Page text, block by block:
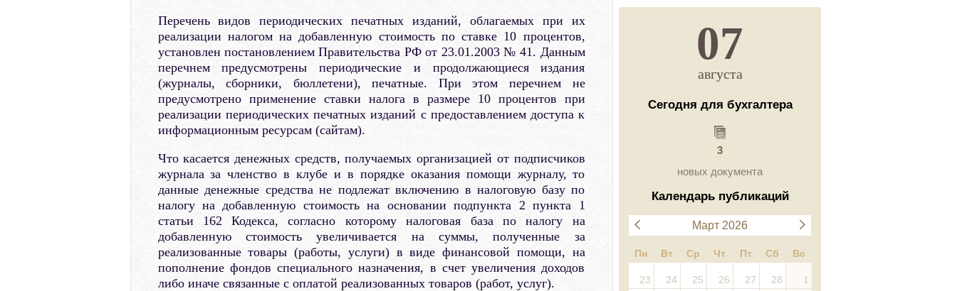
Перечень видов периодических печатных изданий, облагаемых при их
реализации налогом на добавленную стоимость по ставке 10 процентов,
установлен постановлением Правительства РФ от 23.01.2003 № 41. Данным
перечнем предусмотрены периодические и продолжающиеся издания
(журналы, сборники, бюллетени), печатные. При этом перечнем не
предусмотрено применение ставки налога в размере 10 процентов при
реализации периодических печатных изданий с предоставлением доступа к
информационным ресурсам (сайтам).
Что касается денежных средств, получаемых организацией от подписчиков
журнала за членство в клубе и в порядке оказания помощи журналу, то
данные денежные средства не подлежат включению в налоговую базу по
налогу на добавленную стоимость на основании подпункта 2 пункта 1
статьи 162 Кодекса, согласно которому налоговая база по налогу на
добавленную стоимость увеличивается на суммы, полученные за
реализованные товары (работы, услуги) в виде финансовой помощи, на
пополнение фондов специального назначения, в счет увеличения доходов
либо иначе связанные с оплатой реализованных товаров (работ, услуг).
07
августа
Сегодня для бухгалтера
3
новых документа
Календарь публикаций
Март 2026
Пн Вт Ср Чт Пт Сб Вс
23 24 25 26 27 28 1